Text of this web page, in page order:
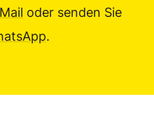
oder senden Sie
.